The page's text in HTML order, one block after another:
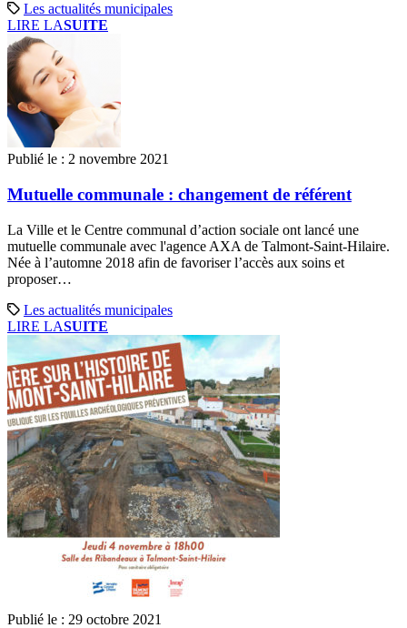
Les actualités municipales
LIRE LASUITE
Publié le : 2 novembre 2021
Mutuelle communale : changement de référent
La Ville et le Centre communal d’action sociale ont lancé une
mutuelle communale avec l'agence AXA de Talmont-Saint-Hilaire.
Née à l’automne 2018 afin de favoriser l’accès aux soins et
proposer…
Les actualités municipales
LIRE LASUITE
Publié le : 29 octobre 2021